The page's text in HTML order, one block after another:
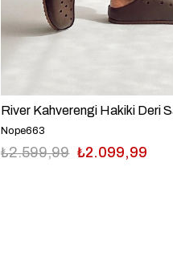
River Kahverengi Hakiki Deri
Nope663
₺2.099,99
₺2.599,99